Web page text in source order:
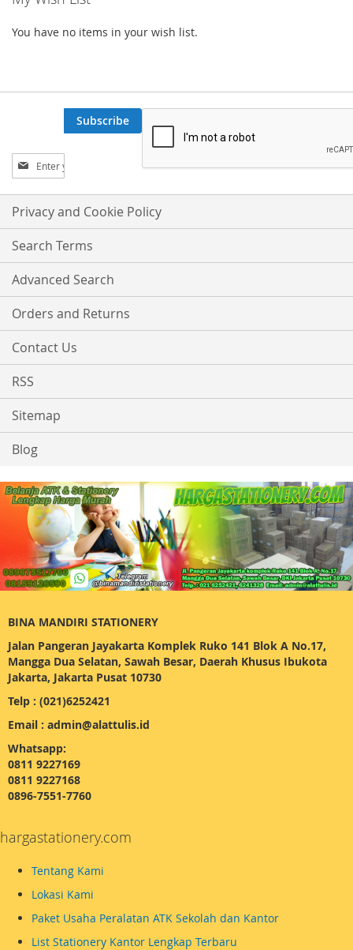
You have no items in your wish list.
Sign
Up
for
Our
Newsletter:
Subscribe
Privacy and Cookie Policy
Search Terms
Advanced Search
Orders and Returns
Contact Us
RSS
Sitemap
Blog
BINA MANDIRI STATIONERY
Jalan Pangeran Jayakarta Komplek Ruko 141 Blok A No.17,
Mangga Dua Selatan, Sawah Besar, Daerah Khusus Ibukota
Jakarta, Jakarta Pusat 10730
Telp : (021)6252421
Email : admin@alattulis.id
Whatsapp:
0811 9227169
0811 9227168
0896-7551-7760
hargastationery.com
Tentang Kami
Lokasi Kami
Paket Usaha Peralatan ATK Sekolah dan Kantor
List Stationery Kantor Lengkap Terbaru